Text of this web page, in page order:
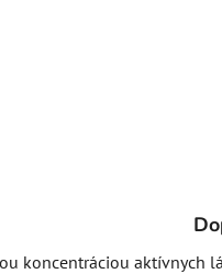
koncentráciou aktívnych